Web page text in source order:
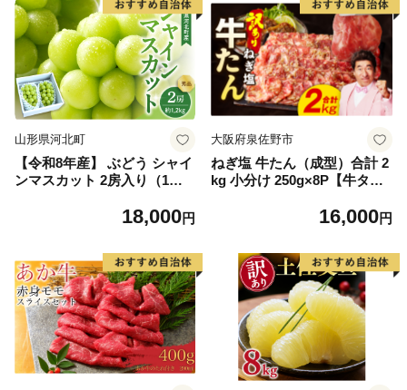
大好評品 北海道 白糠町
山形県河北町
【令和8年産】 ぶどう シャイ
ンマスカット 2房入り（1房6
産【山形eLab】 ka074-023-r
18,000円
大阪府泉佐野市
ねぎ塩 牛たん（成型）合計 2
kg 小分け 250g×8P【牛タン
16,000円